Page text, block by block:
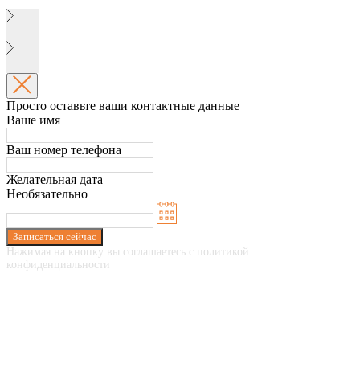
Просто оставьте ваши контактные данные
Ваше имя
Ваш номер телефона
Желательная дата
Необязательно
Записаться сейчас
Нажимая на кнопку вы соглашаетесь с политикой
конфиденциальности